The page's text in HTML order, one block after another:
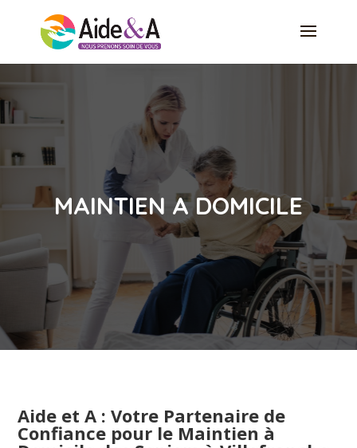
MAINTIEN A DOMICILE
Aide et A : Votre Partenaire de
Confiance pour le Maintien à